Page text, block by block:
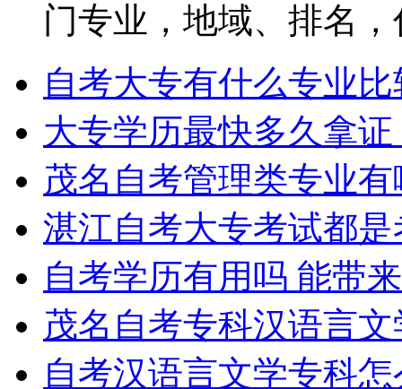
门专业，地域、排名，
自考大专有什么专业
大专学历最快多久拿证
茂名自考管理类专业
湛江自考大专考试都
自考学历有用吗 能带
茂名自考专科汉语言
自考汉语言文学专科